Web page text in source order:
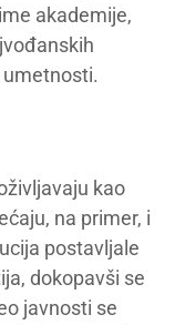
akademije,
kao
na primer, i
postavljale
dokopavši se
javnosti se